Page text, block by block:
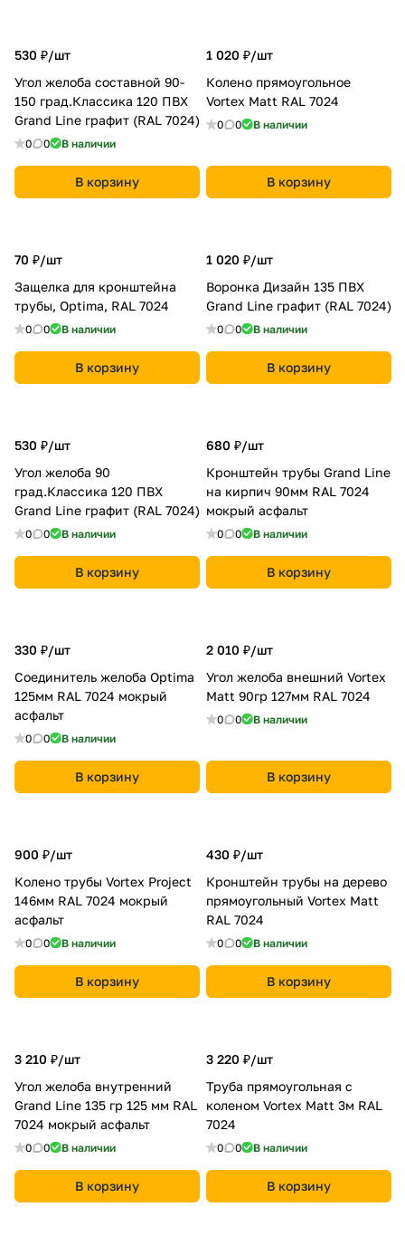
530 ₽/шт
Угол желоба составной 90-
150 град.Классика 120 ПВХ
Grand Line графит (RAL 7024)
0 0 В наличии
В корзину
1 020 ₽/шт
Колено прямоугольное
Vortex Matt RAL 7024
0 0 В наличии
В корзину
70 ₽/шт
Защелка для кронштейна
трубы, Optima, RAL 7024
0 0 В наличии
В корзину
1 020 ₽/шт
Воронка Дизайн 135 ПВХ
Grand Line графит (RAL 7024)
0 0 В наличии
В корзину
530 ₽/шт
Угол желоба 90
град.Классика 120 ПВХ
Grand Line графит (RAL 7024)
0 0 В наличии
В корзину
680 ₽/шт
Кронштейн трубы Grand Line
на кирпич 90мм RAL 7024
мокрый асфальт
0 0 В наличии
В корзину
330 ₽/шт
Соединитель желоба Optima
125мм RAL 7024 мокрый
асфальт
0 0 В наличии
В корзину
2 010 ₽/шт
Угол желоба внешний Vortex
Matt 90гр 127мм RAL 7024
0 0 В наличии
В корзину
900 ₽/шт
Колено трубы Vortex Project
146мм RAL 7024 мокрый
асфальт
0 0 В наличии
В корзину
430 ₽/шт
Кронштейн трубы на дерево
прямоугольный Vortex Matt
RAL 7024
0 0 В наличии
В корзину
3 210 ₽/шт
Угол желоба внутренний
Grand Line 135 гр 125 мм RAL
7024 мокрый асфальт
0 0 В наличии
В корзину
3 220 ₽/шт
Труба прямоугольная с
коленом Vortex Matt 3м RAL
7024
0 0 В наличии
В корзину